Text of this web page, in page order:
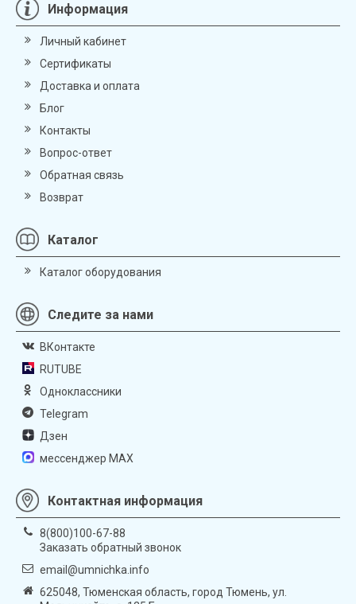
Информация
Личный кабинет
Сертификаты
Доставка и оплата
Блог
Контакты
Вопрос-ответ
Обратная связь
Возврат
Каталог
Каталог оборудования
Следите за нами
ВКонтакте
RUTUBE
Одноклассники
Telegram
Дзен
мессенджер MAX
Контактная информация
8(800)100-67-88
Заказать обратный звонок
email@umnichka.info
625048, Тюменская область, город Тюмень, ул.